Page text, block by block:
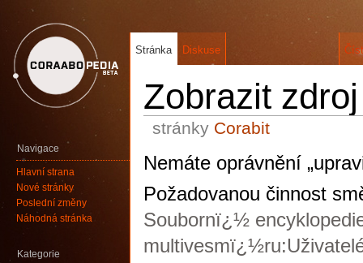
Zobrazit zdroj
stránky Corabit
Nemáte oprávnění
Požadovanou činnost
Soubornï¿½
Stránka Diskuse
Navigace
Hlavní strana
Nové stránky
Poslední změny
Náhodná stránka
Kategorie